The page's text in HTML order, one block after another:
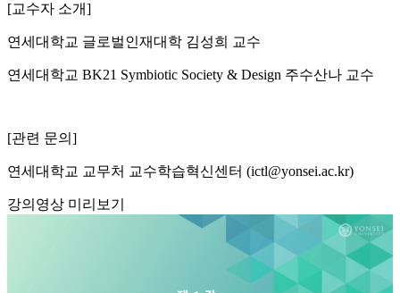
[교수자 소개]
연세대학교 글로벌인재대학 김성희 교수
연세대학교 BK21 Symbiotic Society & Design 주수산나 교수
[관련 문의]
연세대학교 교무처 교수학습혁신센터 (ictl@yonsei.ac.kr)
강의영상 미리보기